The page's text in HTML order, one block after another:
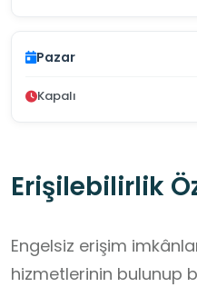
Pazar
Kapalı
Erişilebilirlik
Engelsiz erişim
hizmetlerinin bulunup